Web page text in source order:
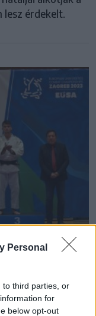
Personal
to third parties, or
for
below opt-out
érdekelt.
az